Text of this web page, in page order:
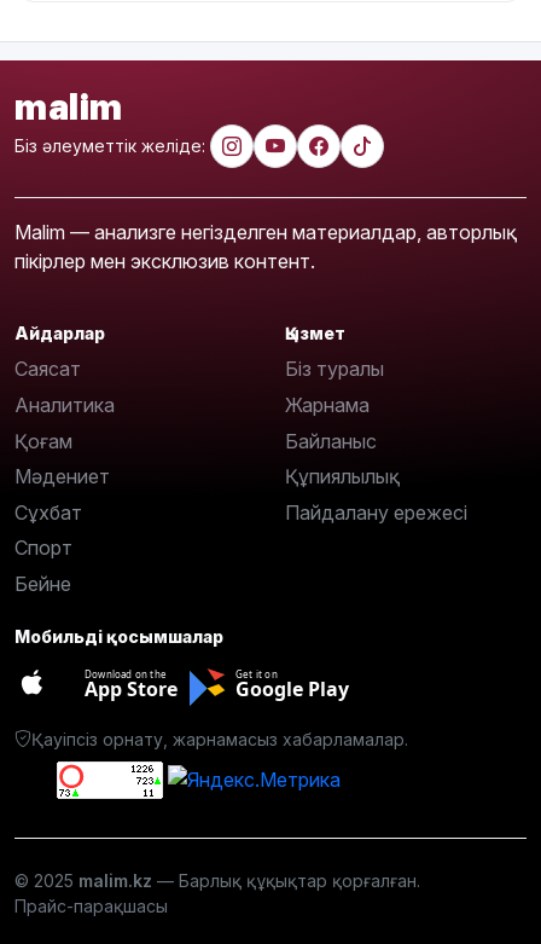
malim
Біз әлеуметтік желіде:
Malim — анализге негізделген материалдар, авторлық
пікірлер мен эксклюзив контент.
Айдарлар
Саясат
Аналитика
Қоғам
Мәдениет
Сұхбат
Спорт
Бейне
Қызмет
Біз туралы
Жарнама
Байланыс
Құпиялылық
Пайдалану ережесі
Мобильді қосымшалар
Download on the
App Store
Get it on
Google Play
Қауіпсіз орнату, жарнамасыз хабарламалар.
© 2025 malim.kz — Барлық құқықтар қорғалған.
Прайс-парақшасы